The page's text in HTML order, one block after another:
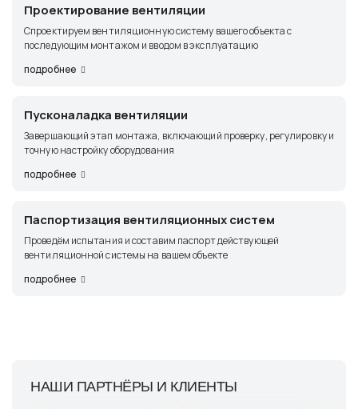
Проектирование вентиляции
Спроектируем вентиляционную систему вашего объекта с
последующим монтажом и вводом в эксплуатацию
подробнее
Пусконаладка вентиляции
Завершающий этап монтажа, включающий проверку, регулировку и
точную настройку оборудования
подробнее
Паспортизация вентиляционных систем
Проведём испытания и составим паспорт действующей
вентиляционной системы на вашем объекте
подробнее
НАШИ ПАРТНЁРЫ И КЛИЕНТЫ